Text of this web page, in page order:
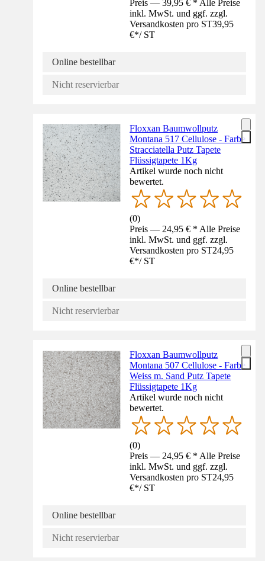
Preis — 39,95 € * Alle Preise
inkl. MwSt. und ggf. zzgl.
Versandkosten pro ST39,95
€*/ ST
Online bestellbar
Nicht reservierbar
Floxxan Baumwollputz
Montana 517 Cellulose - Farbe
Stracciatella Putz Tapete
Flüssigtapete 1Kg
Artikel wurde noch nicht
bewertet.
(0)
Preis — 24,95 € * Alle Preise
inkl. MwSt. und ggf. zzgl.
Versandkosten pro ST24,95
€*/ ST
Online bestellbar
Nicht reservierbar
Floxxan Baumwollputz
Montana 507 Cellulose - Farbe
Weiss m. Sand Putz Tapete
Flüssigtapete 1Kg
Artikel wurde noch nicht
bewertet.
(0)
Preis — 24,95 € * Alle Preise
inkl. MwSt. und ggf. zzgl.
Versandkosten pro ST24,95
€*/ ST
Online bestellbar
Nicht reservierbar